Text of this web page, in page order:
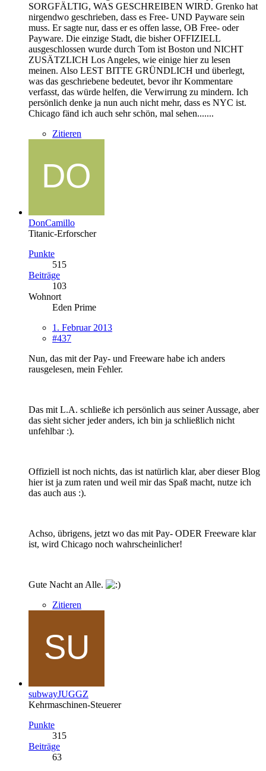
SORGFÄLTIG, WAS GESCHREIBEN WIRD. Grenko hat
nirgendwo geschrieben, dass es Free- UND Payware sein
muss. Er sagte nur, dass er es offen lasse, OB Free- oder
Payware. Die einzige Stadt, die bisher OFFIZIELL
ausgeschlossen wurde durch Tom ist Boston und NICHT
ZUSÄTZLICH Los Angeles, wie einige hier zu lesen
meinen. Also LEST BITTE GRÜNDLICH und überlegt,
was das geschriebene bedeutet, bevor ihr Kommentare
verfasst, das würde helfen, die Verwirrung zu mindern. Ich
persönlich denke ja nun auch nicht mehr, dass es NYC ist.
Chicago fänd ich auch sehr schön, mal sehen.......
Zitieren
DonCamillo
Titanic-Erforscher
Punkte
515
Beiträge
103
Wohnort
Eden Prime
1. Februar 2013
#437
Nun, das mit der Pay- und Freeware habe ich anders
rausgelesen, mein Fehler.
Das mit L.A. schließe ich persönlich aus seiner Aussage, aber
das sieht sicher jeder anders, ich bin ja schließlich nicht
unfehlbar :).
Offiziell ist noch nichts, das ist natürlich klar, aber dieser Blog
hier ist ja zum raten und weil mir das Spaß macht, nutze ich
das auch aus :).
Achso, übrigens, jetzt wo das mit Pay- ODER Freeware klar
ist, wird Chicago noch wahrscheinlicher!
Gute Nacht an Alle.
Zitieren
subwayJUGGZ
Kehrmaschinen-Steuerer
Punkte
315
Beiträge
63